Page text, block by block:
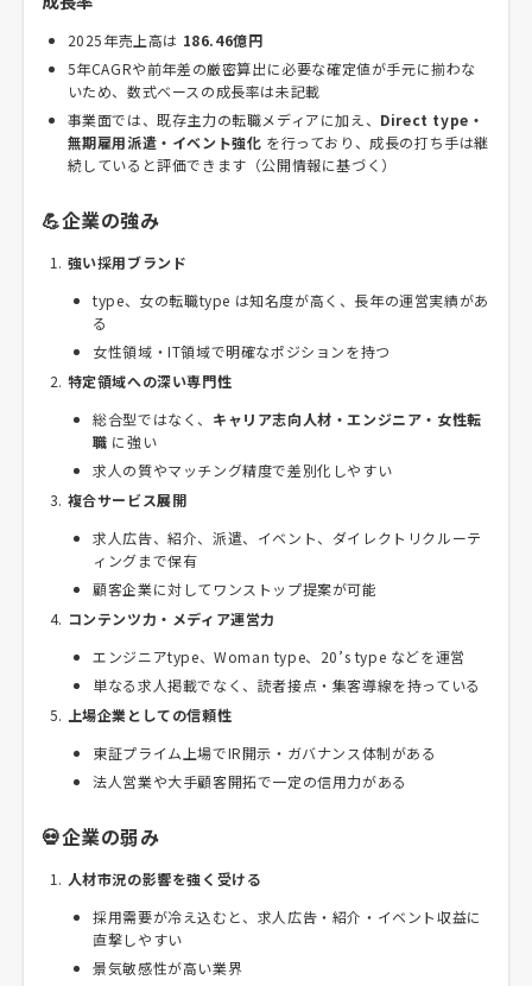
2025年売上高は 186.46億円
5年CAGRや前年差の厳密算出に必要な確定値が手元に揃わな
いため、数式ベースの成長率は未記載
事業面では、既存主力の転職メディアに加え、 Direct type・
無期雇用派遣・イベント強化 を行っており、成長の打ち手は継
続していると評価できます（公開情報に基づく）
💪企業の強み
強い採用ブランド
type、女の転職type は知名度が高く、長年の運営実績があ
る
女性領域・IT領域で明確なポジションを持つ
特定領域への深い専門性
総合型ではなく、 キャリア志向人材・エンジニア・女性転
職 に強い
求人の質やマッチング精度で差別化しやすい
複合サービス展開
求人広告、紹介、派遣、イベント、ダイレクトリクルーテ
ィングまで保有
顧客企業に対してワンストップ提案が可能
コンテンツ力・メディア運営力
エンジニアtype、Woman type、20’s type などを運営
単なる求人掲載でなく、読者接点・集客導線を持っている
上場企業としての信頼性
東証プライム上場でIR開示・ガバナンス体制がある
法人営業や大手顧客開拓で一定の信用力がある
💀企業の弱み
人材市況の影響を強く受ける
採用需要が冷え込むと、求人広告・紹介・イベント収益に
直撃しやすい
景気敏感性が高い業界